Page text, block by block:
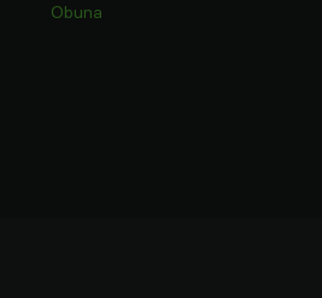
Obuna